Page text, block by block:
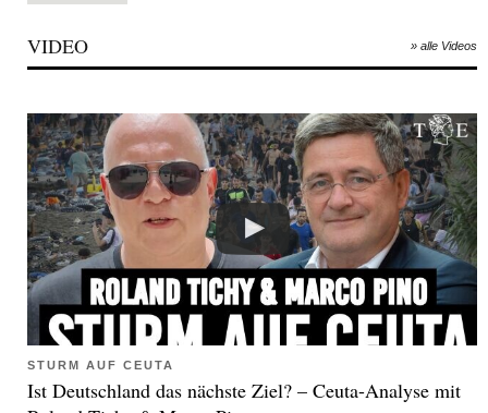
VIDEO » alle Videos
STURM AUF CEUTA
Ist Deutschland das nächste Ziel? – Ceuta-Analyse mit